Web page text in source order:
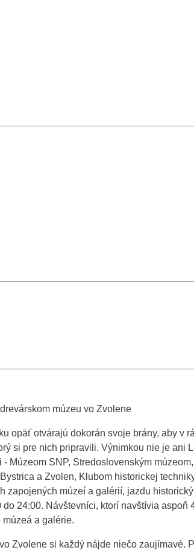
múzeu vo Zvolene
opäť otvárajú dokorán svoje brány, aby v
si pre nich pripravili. Výnimkou nie je ani
SNP, Stredoslovenským
a Zvolen, Klubom historickej
múzeí a galérií, jazdu
24:00. Návštevníci, ktorí navštívia
a galérie.
Zvolene si každý nájde niečo